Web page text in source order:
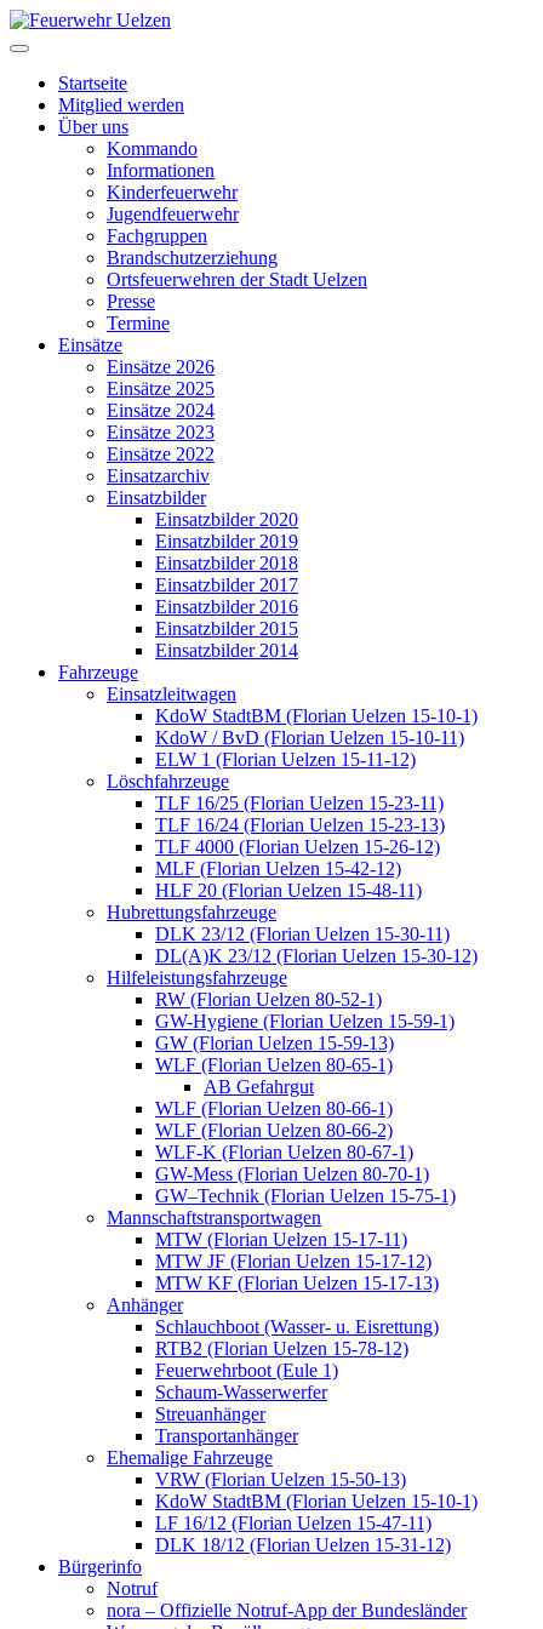
Startseite
Mitglied werden
Über uns
Kommando
Informationen
Kinderfeuerwehr
Jugendfeuerwehr
Fachgruppen
Brandschutzerziehung
Ortsfeuerwehren der Stadt Uelzen
Presse
Termine
Einsätze
Einsätze 2026
Einsätze 2025
Einsätze 2024
Einsätze 2023
Einsätze 2022
Einsatzarchiv
Einsatzbilder
Einsatzbilder 2020
Einsatzbilder 2019
Einsatzbilder 2018
Einsatzbilder 2017
Einsatzbilder 2016
Einsatzbilder 2015
Einsatzbilder 2014
Fahrzeuge
Einsatzleitwagen
KdoW StadtBM (Florian Uelzen 15-10-1)
KdoW / BvD (Florian Uelzen 15-10-11)
ELW 1 (Florian Uelzen 15-11-12)
Löschfahrzeuge
TLF 16/25 (Florian Uelzen 15-23-11)
TLF 16/24 (Florian Uelzen 15-23-13)
TLF 4000 (Florian Uelzen 15-26-12)
MLF (Florian Uelzen 15-42-12)
HLF 20 (Florian Uelzen 15-48-11)
Hubrettungsfahrzeuge
DLK 23/12 (Florian Uelzen 15-30-11)
DL(A)K 23/12 (Florian Uelzen 15-30-12)
Hilfeleistungsfahrzeuge
RW (Florian Uelzen 80-52-1)
GW-Hygiene (Florian Uelzen 15-59-1)
GW (Florian Uelzen 15-59-13)
WLF (Florian Uelzen 80-65-1)
AB Gefahrgut
WLF (Florian Uelzen 80-66-1)
WLF (Florian Uelzen 80-66-2)
WLF-K (Florian Uelzen 80-67-1)
GW-Mess (Florian Uelzen 80-70-1)
GW–Technik (Florian Uelzen 15-75-1)
Mannschaftstransportwagen
MTW (Florian Uelzen 15-17-11)
MTW JF (Florian Uelzen 15-17-12)
MTW KF (Florian Uelzen 15-17-13)
Anhänger
Schlauchboot (Wasser- u. Eisrettung)
RTB2 (Florian Uelzen 15-78-12)
Feuerwehrboot (Eule 1)
Schaum-Wasserwerfer
Streuanhänger
Transportanhänger
Ehemalige Fahrzeuge
VRW (Florian Uelzen 15-50-13)
KdoW StadtBM (Florian Uelzen 15-10-1)
LF 16/12 (Florian Uelzen 15-47-11)
DLK 18/12 (Florian Uelzen 15-31-12)
Bürgerinfo
Notruf
nora – Offizielle Notruf-App der Bundesländer